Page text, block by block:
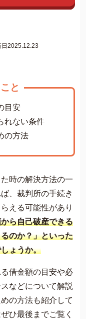
日2025.12.23
と
目安
れない条件
の方法
時の解決方法の一
、裁判所の手続き
える可能性があり
ら自己破産できる
のか？」といった
ょうか。
借金額の目安や必
などについて解説
の方法も紹介して
ひ最後までご覧く